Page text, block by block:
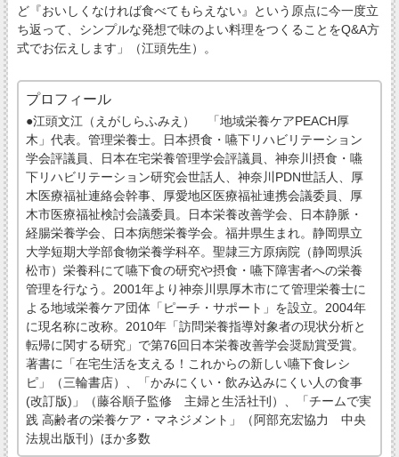
ど『おいしくなければ食べてもらえない』という原点に今一度立
ち返って、シンプルな発想で味のよい料理をつくることをQ&A方
式でお伝えします」（江頭先生）。
プロフィール
●江頭文江（えがしらふみえ） 「地域栄養ケアPEACH厚
木」代表。管理栄養士。日本摂食・嚥下リハビリテーション
学会評議員、日本在宅栄養管理学会評議員、神奈川摂食・嚥
下リハビリテーション研究会世話人、神奈川PDN世話人、厚
木医療福祉連絡会幹事、厚愛地区医療福祉連携会議委員、厚
木市医療福祉検討会議委員。日本栄養改善学会、日本静脈・
経腸栄養学会、日本病態栄養学会。福井県生まれ。静岡県立
大学短期大学部食物栄養学科卒。聖隷三方原病院（静岡県浜
松市）栄養科にて嚥下食の研究や摂食・嚥下障害者への栄養
管理を行なう。2001年より神奈川県厚木市にて管理栄養士に
よる地域栄養ケア団体「ピーチ・サポート」を設立。2004年
に現名称に改称。2010年「訪問栄養指導対象者の現状分析と
転帰に関する研究」で第76回日本栄養改善学会奨励賞受賞。
著書に「在宅生活を支える！これからの新しい嚥下食レシ
ピ」（三輪書店）、「かみにくい・飲み込みにくい人の食事
(改訂版)」（藤谷順子監修 主婦と生活社刊）、「チームで実
践 高齢者の栄養ケア・マネジメント」（阿部充宏協力 中央
法規出版刊）ほか多数